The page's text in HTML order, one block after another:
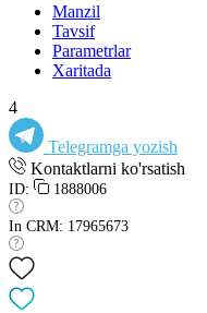
Manzil
Tavsif
Parametrlar
Xaritada
4
Telegramga yozish
Kontaktlarni ko'rsatish
ID: 1888006
In CRM: 17965673